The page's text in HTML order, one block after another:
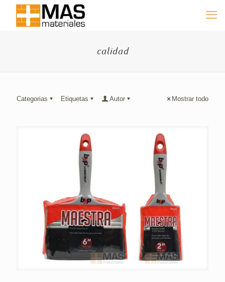
calidad
Categorias Etiquetas Autor Mostrar todo